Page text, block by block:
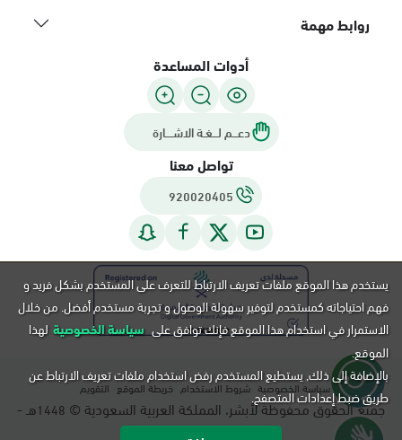
روابط مهمة
أدوات المساعدة
دعـــم لـــغـة الاشــــارة
تواصل معنا
920020405
سياسة الخصوصية شروط الاستخدام خريطة الموقع التقويم
جميع الحقوق محفوظة لأبشر، المملكة العربية السعودية © 1448هـ -
2026م.
يستخدم هذا الموقع ملفات تعريف الارتباط للتعرف على المستخدم بشكل فريد و
فهم احتياجاته كمستخدم لتوفير سهولة الوصول و تجربة مستخدم أفضل. من خلال
الاستمرار في استخدام هذا الموقع فإنك توافق على سياسة الخصوصية لهذا
الموقع.
بالإضافة إلى ذلك, يستطيع المستخدم رفض استخدام ملفات تعريف الارتباط عن
طريق ضبط إعدادات المتصفح.